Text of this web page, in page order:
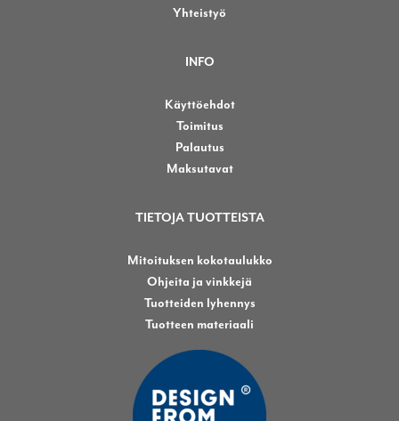
Yhteistyö
INFO
Käyttöehdot
Toimitus
Palautus
Maksutavat
TIETOJA TUOTTEISTA
Mitoituksen kokotaulukko
Ohjeita ja vinkkejä
Tuotteiden lyhennys
Tuotteen materiaali